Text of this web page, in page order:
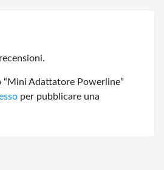
“Mini Adattatore Powerline”
per pubblicare una